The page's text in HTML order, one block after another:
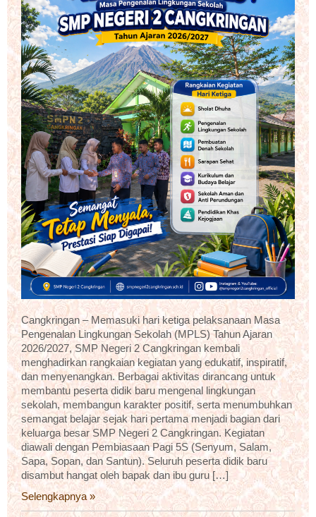
Cangkringan – Memasuki hari ketiga pelaksanaan Masa
Pengenalan Lingkungan Sekolah (MPLS) Tahun Ajaran
2026/2027, SMP Negeri 2 Cangkringan kembali
menghadirkan rangkaian kegiatan yang edukatif, inspiratif,
dan menyenangkan. Berbagai aktivitas dirancang untuk
membantu peserta didik baru mengenal lingkungan
sekolah, membangun karakter positif, serta menumbuhkan
semangat belajar sejak hari pertama menjadi bagian dari
keluarga besar SMP Negeri 2 Cangkringan. Kegiatan
diawali dengan Pembiasaan Pagi 5S (Senyum, Salam,
Sapa, Sopan, dan Santun). Seluruh peserta didik baru
disambut hangat oleh bapak dan ibu guru […]
Selengkapnya »